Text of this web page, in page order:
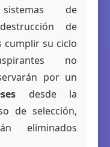
de
de
cumplir su ciclo
no
por un
desde la
de selección,
eliminados